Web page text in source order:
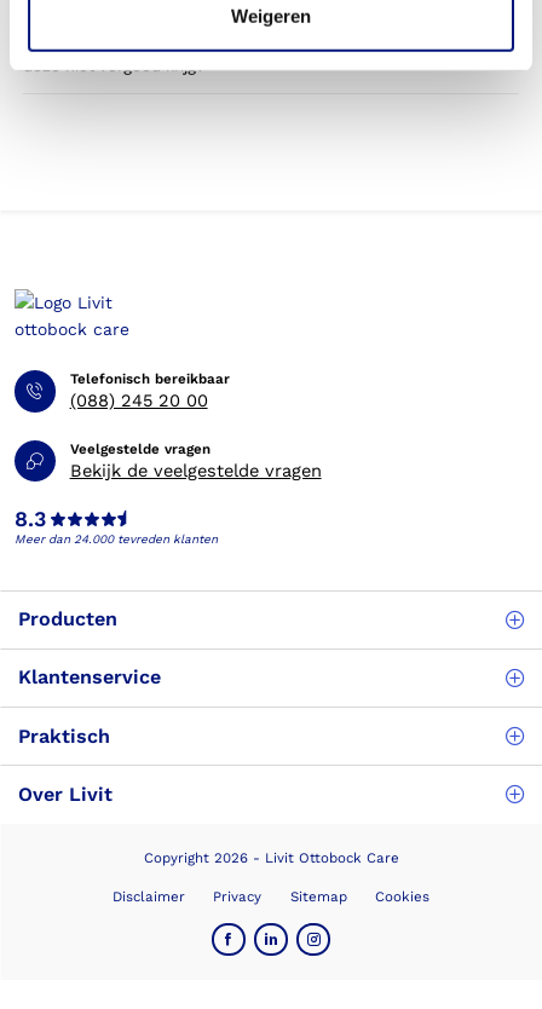
Weigeren
deze niet vergoed krijg?
Telefonisch bereikbaar
(088) 245 20 00
Veelgestelde vragen
Bekijk de veelgestelde vragen
8.3
Meer dan 24.000 tevreden klanten
Producten
Klantenservice
Praktisch
Over Livit
Copyright 2026 - Livit Ottobock Care
Disclaimer Privacy Sitemap Cookies